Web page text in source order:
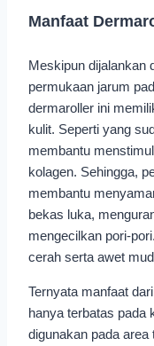
Manfaat
Meskipun dijalankan
permukaan jarum
dermaroller ini
kulit. Seperti yang
membantu
kolagen. Sehingga,
membantu
bekas luka,
mengecilkan pori-
cerah serta awet
Ternyata manfaat
hanya terbatas pada
digunakan pada